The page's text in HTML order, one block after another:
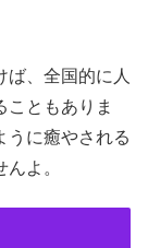
ば、全国的に人
こともありま
うに癒やされる
よ。